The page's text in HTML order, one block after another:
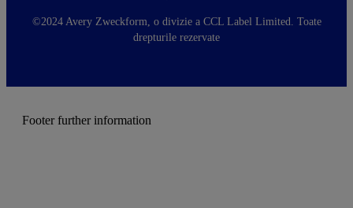
t
e
©2024 Avery Zweckform, o divizie a CCL Label Limited. Toate
drepturile rezervate
Footer further information